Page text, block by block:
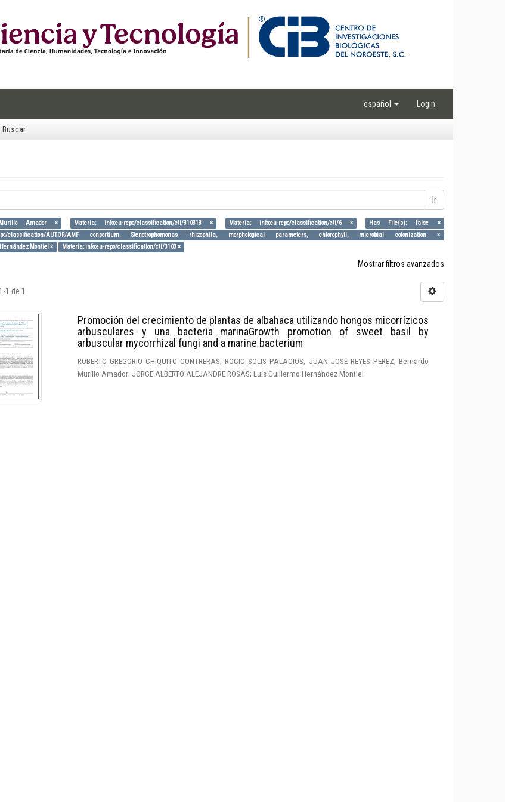
español Login
Buscar
Ir
Amador × Materia: info:eu-repo/classification/cti/310313 × Materia: info:eu-repo/classification/cti/6 ×
Has File(s): false ×
classification/AUTOR/AMF consortium, Stenotrophomonas rhizophila, morphological parameters, chlorophyll, microbial colonization ×
Montiel ×
Materia: info:eu-repo/classification/cti/3103 ×
Mostrar filtros avanzados
1 de 1
Promoción del crecimiento de plantas de albahaca utilizando hongos micorrízicos
arbusculares y una bacteria marinaGrowth promotion of sweet basil by
arbuscular mycorrhizal fungi and a marine bacterium
ROBERTO GREGORIO CHIQUITO CONTRERAS; ROCIO SOLIS PALACIOS; JUAN JOSE REYES PEREZ; Bernardo
Murillo Amador; JORGE ALBERTO ALEJANDRE ROSAS; Luis Guillermo Hernández Montiel